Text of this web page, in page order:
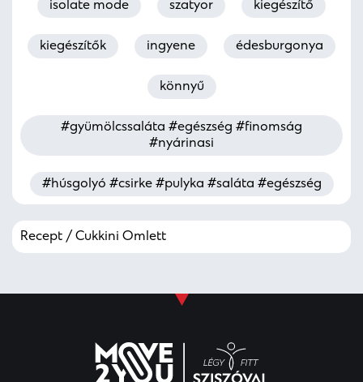
isolate mode szatyor kiegészítő
kiegészítők ingyene édesburgonya
könnyű
#gyümölcssaláta #egészség #finomság
#nyárinasi
#húsgolyó #csirke #pulyka #saláta #egészség
Recept / Cukkini Omlett